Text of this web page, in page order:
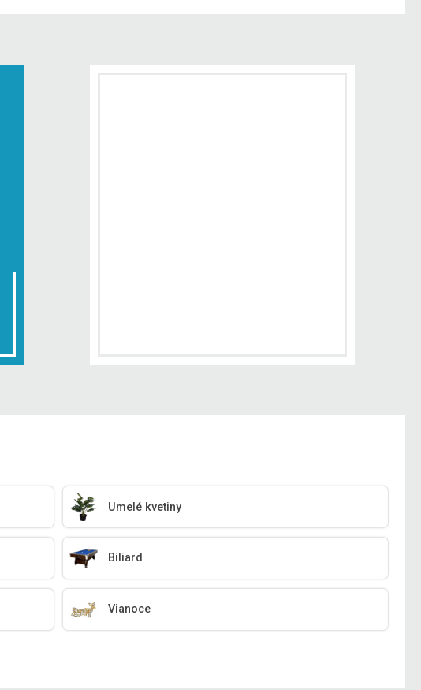
Umelé kvetiny
Biliard
Vianoce